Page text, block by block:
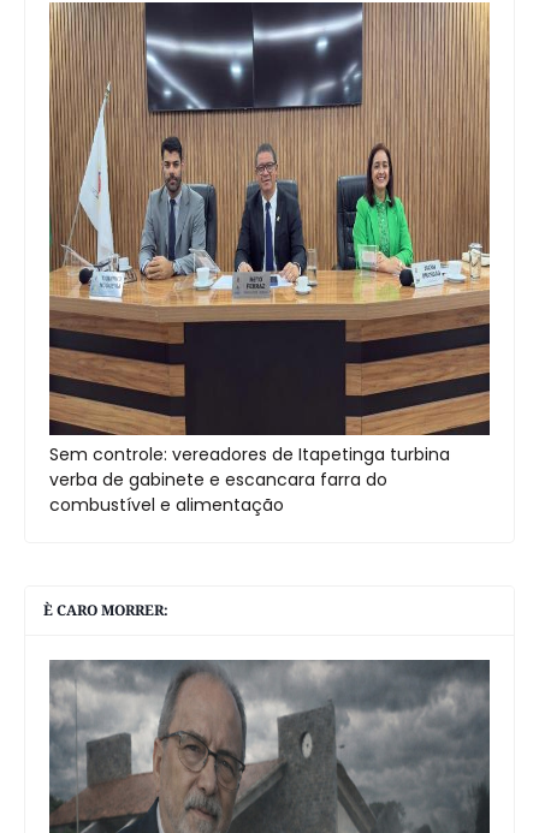
Sem controle: vereadores de Itapetinga turbina
verba de gabinete e escancara farra do
combustível e alimentação
È CARO MORRER: